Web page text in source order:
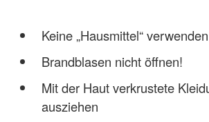
Keine „Hausmittel“ verwenden
Brandblasen nicht öffnen!
Mit der Haut verkrustete
ausziehen